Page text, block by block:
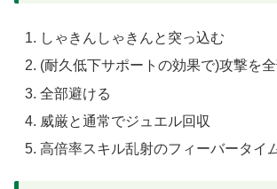
しゃきんしゃきんと突っ込む
(耐久低下サポートの効果で)攻撃を
全部避ける
威厳と通常でジュエル回収
高倍率スキル乱射のフィーバータイ